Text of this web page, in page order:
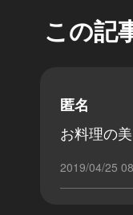
この記
匿名
お料理の
2019/04/25